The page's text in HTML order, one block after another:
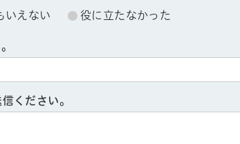
いえない 役に立たなかった
ください。